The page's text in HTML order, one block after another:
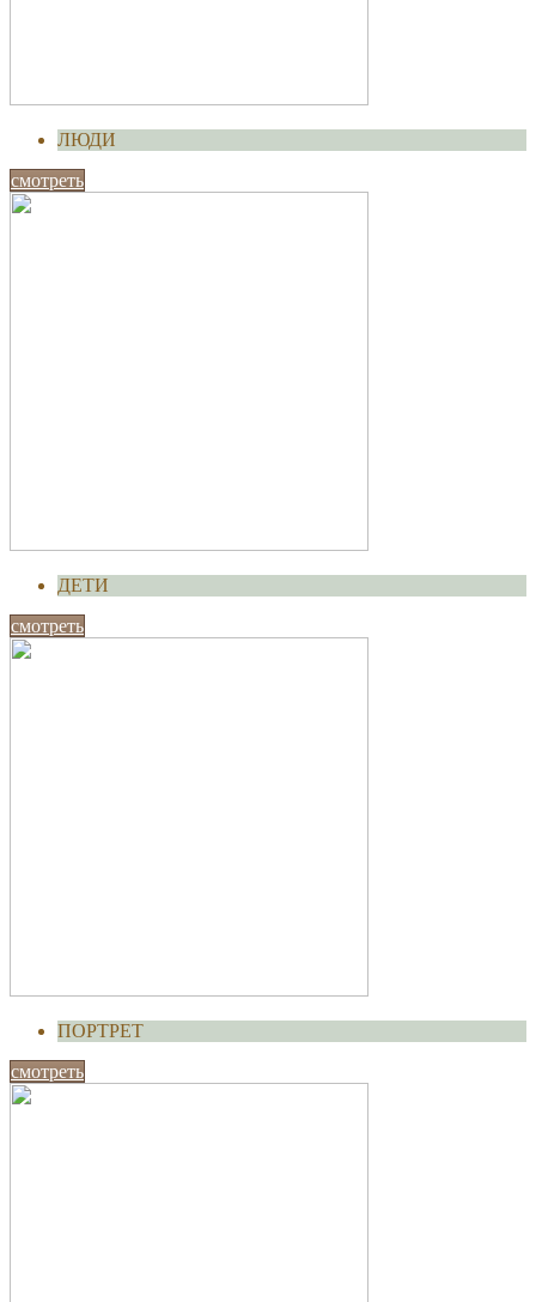
ЛЮДИ
смотреть
ДЕТИ
смотреть
ПОРТРЕТ
смотреть